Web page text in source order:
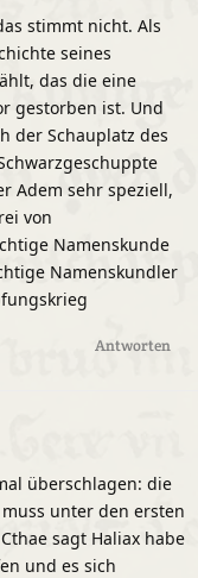
stimmt nicht. Als
seines
das die eine
gestorben ist. Und
der Schauplatz des
Adem sehr speziell,
von
Namenskunde
Namenskundler
Antworten
überschlagen: die
unter den ersten
sagt Haliax habe
und es sich